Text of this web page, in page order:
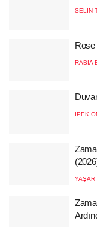
SELIN
Rose
RABIA
İPEK
YAŞAR